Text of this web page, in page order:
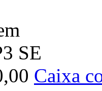
SE
Caixa